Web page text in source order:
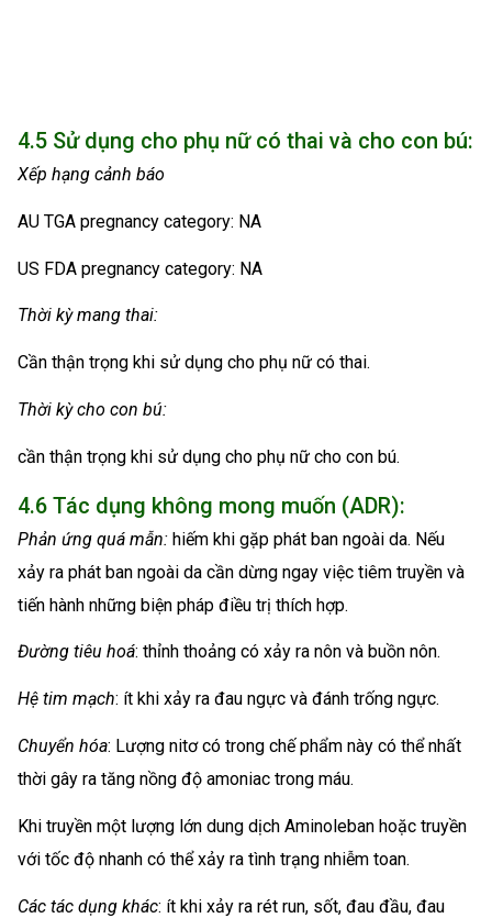
4.5 Sử dụng cho phụ nữ có thai và cho con bú:
Xếp hạng cảnh báo
AU TGA pregnancy category: NA
US FDA pregnancy category: NA
Thời kỳ mang thai:
Cần thận trọng khi sử dụng cho phụ nữ có thai.
Thời kỳ cho con bú:
cần thận trọng khi sử dụng cho phụ nữ cho con bú.
4.6 Tác dụng không mong muốn (ADR):
Phản ứng quá mẫn: hiếm khi gặp phát ban ngoài da. Nếu
xảy ra phát ban ngoài da cần dừng ngay việc tiêm truyền và
tiến hành những biện pháp điều trị thích hợp.
Đường tiêu hoá: thỉnh thoảng có xảy ra nôn và buồn nôn.
Hệ tim mạch: ít khi xảy ra đau ngực và đánh trống ngực.
Chuyển hóa: Lượng nitơ có trong chế phẩm này có thể nhất
thời gây ra tăng nồng độ amoniac trong máu.
Khi truyền một lượng lớn dung dịch Aminoleban hoặc truyền
với tốc độ nhanh có thể xảy ra tình trạng nhiễm toan.
Các tác dụng khác: ít khi xảy ra rét run, sốt, đau đầu, đau